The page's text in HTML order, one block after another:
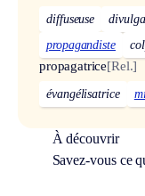
diffuseuse
propagandiste
propagatrice[Rel.]
évangélisatrice
À découvrir
Savez-vous ce